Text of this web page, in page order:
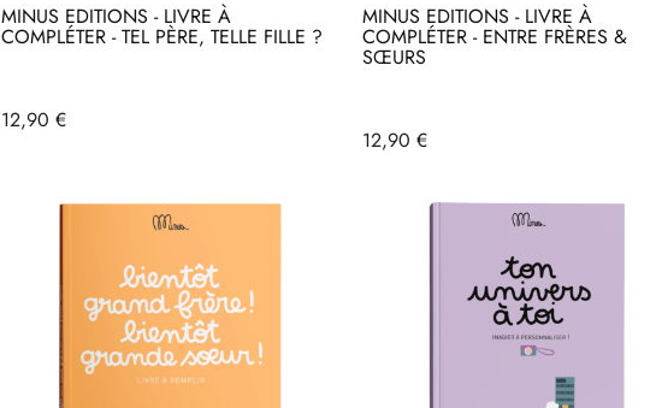
MINUS EDITIONS - LIVRE À
COMPLÉTER - TEL PÈRE, TELLE FILLE ?
Prix
12,90 €
MINUS EDITIONS - LIVRE À
COMPLÉTER - ENTRE FRÈRES &
SŒURS
Prix
12,90 €